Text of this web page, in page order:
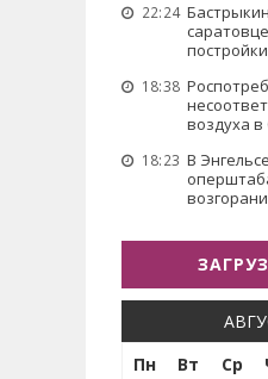
22:24
18:38
воздуха в
18:23 В
Пн
Вт Ср